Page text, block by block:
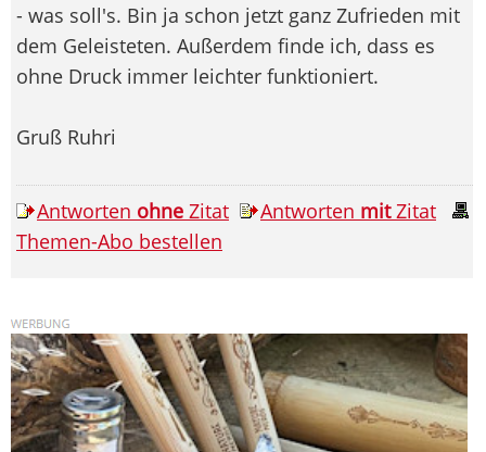
- was soll's. Bin ja schon jetzt ganz Zufrieden mit
dem Geleisteten. Außerdem finde ich, dass es
ohne Druck immer leichter funktioniert.
Gruß Ruhri
Antworten ohne Zitat Antworten mitZitat
Themen-Abo bestellen